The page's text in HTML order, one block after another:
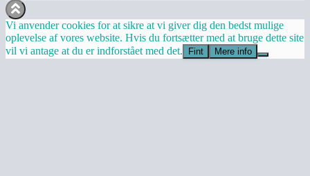
Vi anvender cookies for at sikre at vi giver dig den bedst mulige
oplevelse af vores website. Hvis du fortsætter med at bruge dette site
vil vi antage at du er indforstået med det.
Fint Mere info